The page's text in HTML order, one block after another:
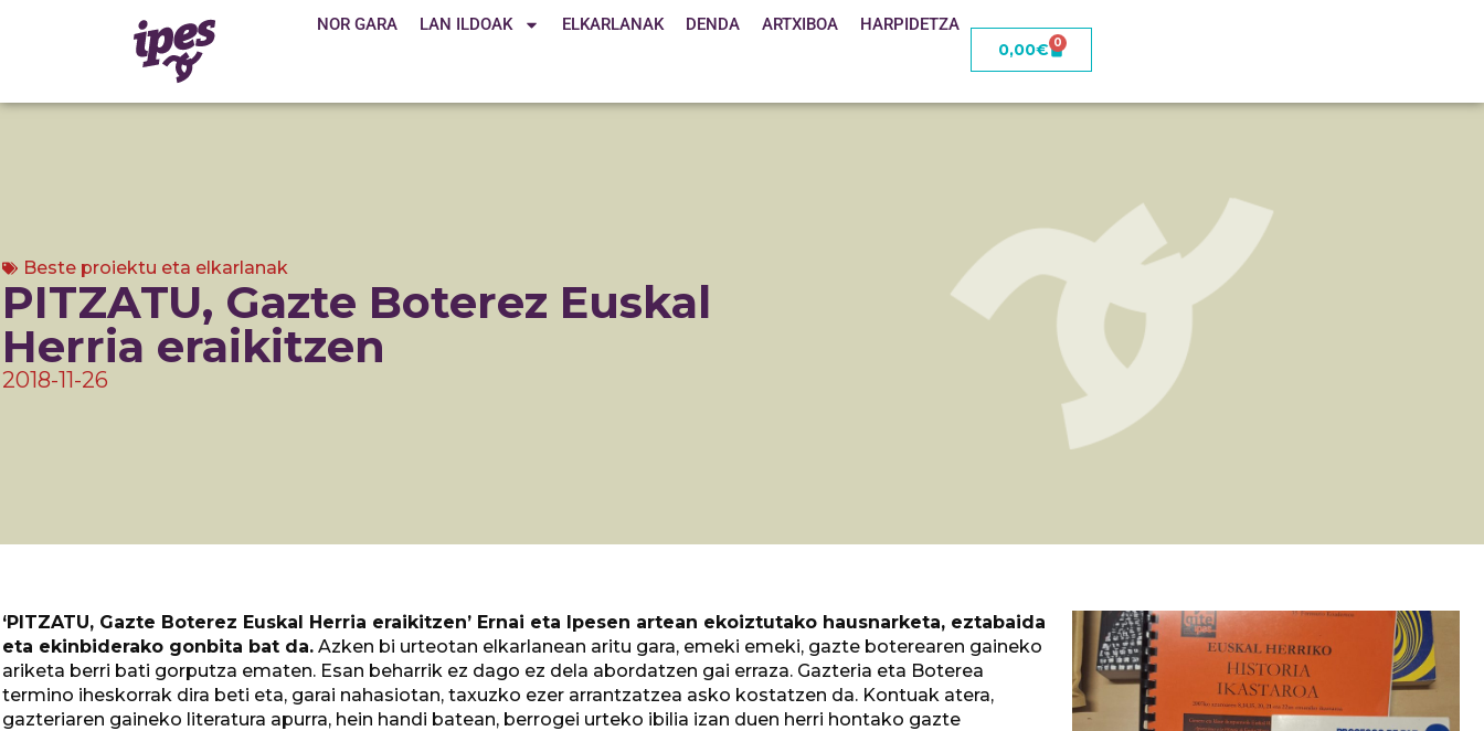
NOR GARA LAN ILDOAK ELKARLANAK DENDA ARTXIBOA
HARPIDETZA
0,00€ 0
Beste proiektu eta elkarlanak
PITZATU, Gazte Boterez Euskal
Herria eraikitzen
2018-11-26
‘PITZATU, Gazte Boterez Euskal Herria eraikitzen’ Ernai eta Ipesen artean ekoiztutako hausnarketa, eztabaida
eta ekinbiderako gonbita bat da. Azken bi urteotan elkarlanean aritu gara, emeki emeki, gazte boterearen gaineko
ariketa berri bati gorputza ematen. Esan beharrik ez dago ez dela abordatzen gai erraza. Gazteria eta Boterea
termino iheskorrak dira beti eta, garai nahasiotan, taxuzko ezer arrantzatzea asko kostatzen da. Kontuak atera,
gazteriaren gaineko literatura apurra, hein handi batean, berrogei urteko ibilia izan duen herri hontako gazte